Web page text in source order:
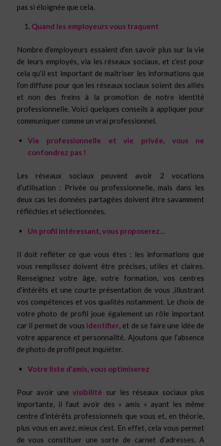
pas si éloignée que cela.
Quand les employeurs vous traquent
Nombre d’employeurs essaient d’en savoir plus sur la vie
de leurs employés, via les réseaux sociaux, et c’est pour
cela qu’il est important de maîtriser les informations que
l’on diffuse pour que les réseaux sociaux soient des alliés
et non des freins à la promotion de notre identité
professionnelle. Voici quelques conseils à appliquer pour
communiquer comme un vrai professionnel.
Vie professionnelle et vie privée, vous ne
confondrez pas !
Les réseaux sociaux peuvent avoir 2 vocations
d’utilisation : Privée ou professionnelle, mais dans les
deux cas les données partagées doivent être savamment
réfléchies et sélectionnées.
Un profil intéressant, vous proposerez…
Il doit refléter ce que vous êtes : les informations que
vous remplissez doivent être précises, utiles et claires.
Renseignez votre âge, votre formation, vos centres
d’intérêts et une courte présentation de vous ,illustrant
vos compétences et vos qualités notamment. Le choix de
votre photo de profil joue également un rôle important
car il permet de vous identifier, et de se faire une idée de
votre apparence et personnalité. Ajoutons que l’absence
de photo de profil peut inquiéter.
Votre liste d’amis, vous optimiserez
Pour avoir unevisibilité sur les réseaux sociaux plus
importante, il faut avoir des « amis » ayant les même
centre d’intérêts professionnels que vous et, en théorie,
plus vous en avez, mieux c’est. En effet, cela vous permet
de vous constituer une sorte de carnet d’adresses. A